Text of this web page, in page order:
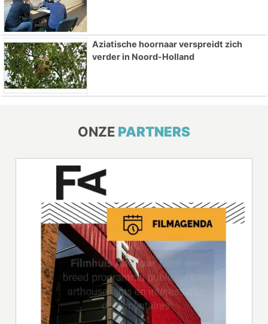
Aziatische hoornaar verspreidt zich
verder in Noord-Holland
ONZE PARTNERS